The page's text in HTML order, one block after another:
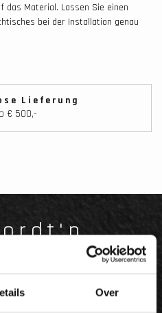
Over
Material. Lassen Sie einen
bei der Installation genau
Lieferung
€ 500,-